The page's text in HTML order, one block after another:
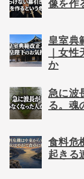
像を作
皇室典
｜女
か
急に波
る。魂
食料危
起きる